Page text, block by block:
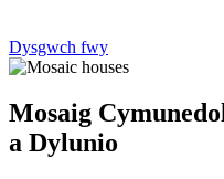
Dysgwch fwy
Mosaig
a Dylunio